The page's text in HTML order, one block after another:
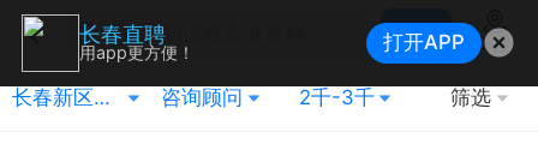
搜索
地图
长春新区（北湖） 咨询顾问 2千-3千 筛选
长春直聘
用app更方便！ 打开APP